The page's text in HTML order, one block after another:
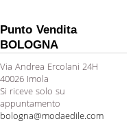
Punto Vendita
BOLOGNA
Via Andrea Ercolani 24H
40026 Imola
Si riceve solo su
appuntamento
bologna@modaedile.com